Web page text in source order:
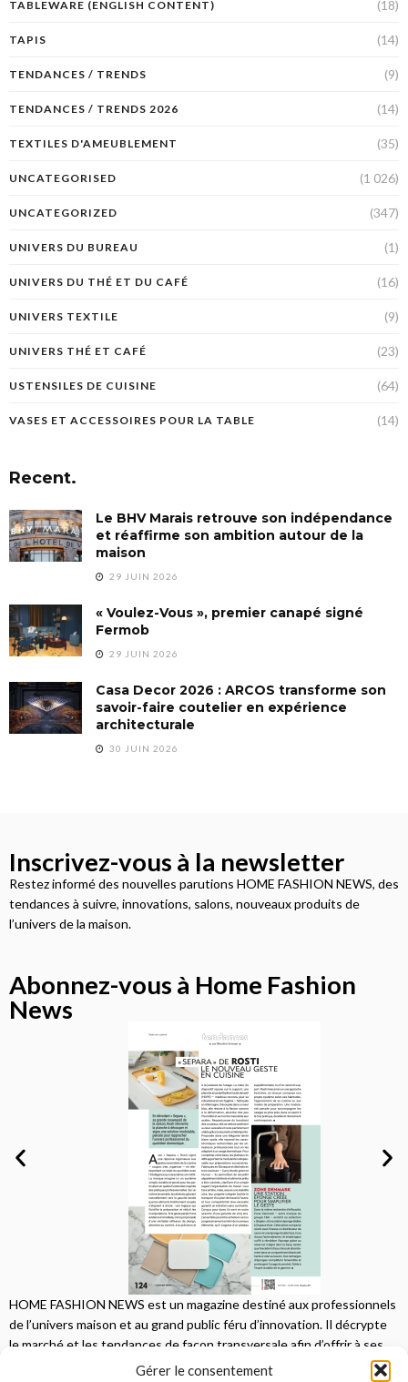
Gérer le consentement
TABLEWARE (ENGLISH CONTENT) (18)
TAPIS (14)
TENDANCES / TRENDS (9)
TENDANCES / TRENDS 2026 (14)
TEXTILES D'AMEUBLEMENT (35)
UNCATEGORISED (1 026)
UNCATEGORIZED (347)
UNIVERS DU BUREAU (1)
UNIVERS DU THÉ ET DU CAFÉ (16)
UNIVERS TEXTILE (9)
UNIVERS THÉ ET CAFÉ (23)
USTENSILES DE CUISINE (64)
VASES ET ACCESSOIRES POUR LA TABLE (14)
Recent.
Le BHV Marais retrouve son indépendance
et réaffirme son ambition autour de la
maison
29 JUIN 2026
« Voulez-Vous », premier canapé signé
Fermob
29 JUIN 2026
Casa Decor 2026 : ARCOS transforme son
savoir-faire coutelier en expérience
architecturale
30 JUIN 2026
Inscrivez-vous à la newsletter
Restez informé des nouvelles parutions HOME FASHION NEWS, des
tendances à suivre, innovations, salons, nouveaux produits de
l’univers de la maison.
Abonnez-vous à Home Fashion
News
HOME FASHION NEWS est un magazine destiné aux professionnels
de l’univers maison et au grand public féru d’innovation. Il décrypte
le marché et les tendances de façon transversale afin d’offrir à ses
lecteurs une vision complète.